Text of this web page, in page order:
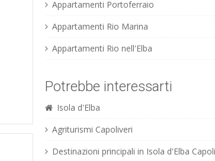
Appartamenti Portoferraio
Appartamenti Rio Marina
Appartamenti Rio nell'Elba
Potrebbe interessarti
Isola d'Elba
Agriturismi Capoliveri
Destinazioni principali in Isola d'Elba